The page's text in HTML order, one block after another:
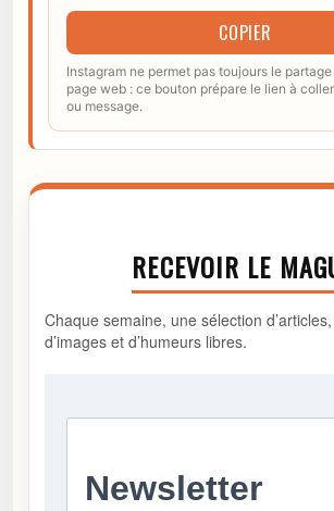
COPIER
Instagram ne permet pas toujours le partage
page web : ce bouton prépare le lien à
ou message.
RECEVOIR LE
Chaque semaine, une sélection
d’images et d’humeurs libres.